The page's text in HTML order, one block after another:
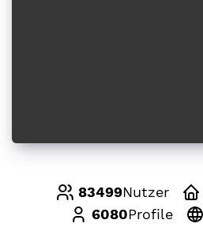
83499Nutzer
6080Profile